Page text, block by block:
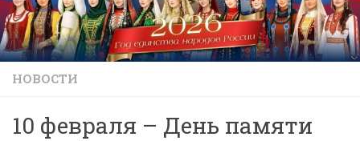
НОВОСТИ
10 февраля – День памяти